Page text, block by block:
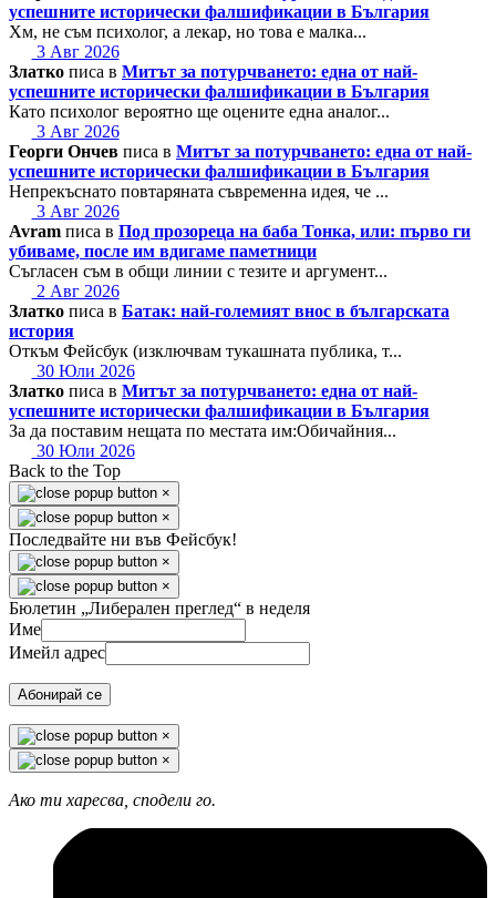
успешните исторически фалшификации в България
Хм, не съм психолог, а лекар, но това е малка...
3 Авг 2026
Златко писа в Митът за потурчването: една от най-
успешните исторически фалшификации в България
Като психолог вероятно ще оцените една аналог...
3 Авг 2026
Георги Ончев писа в Митът за потурчването: една от най-
успешните исторически фалшификации в България
Непрекъснато повтаряната съвременна идея, че ...
3 Авг 2026
Avram писа в Под прозореца на баба Тонка, или: първо ги
убиваме, после им вдигаме паметници
Съгласен съм в общи линии с тезите и аргумент...
2 Авг 2026
Златко писа в Батак: най-големият внос в българската
история
Откъм Фейсбук (изключвам тукашната публика, т...
30 Юли 2026
Златко писа в Митът за потурчването: една от най-
успешните исторически фалшификации в България
За да поставим нещата по местата им:Обичайния...
30 Юли 2026
Back to the Top
×
×
Последвайте ни във Фейсбук!
×
×
Бюлетин „Либерален преглед“ в неделя
Име
Имейл адрес
Абонирай се
×
×
Ако ти харесва, сподели го.